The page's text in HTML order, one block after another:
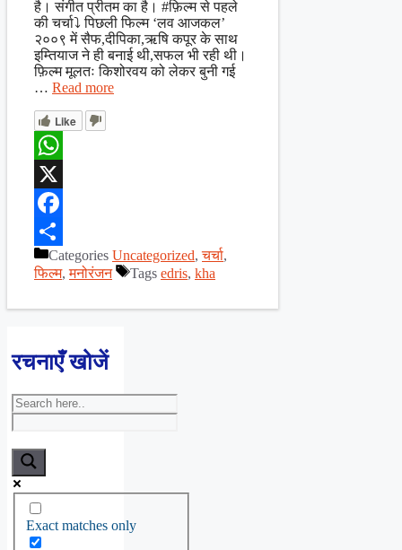
है। संगीत प्रीतम का है। #फ़िल्म से पहले
की चर्चा⤵ पिछली फिल्म ‘लव आजकल’
२००९ में सैफ,दीपिका,ऋषि कपूर के साथ
इम्तियाज ने ही बनाई थी,सफल भी रही थी।
फ़िल्म मूलतः किशोरवय को लेकर बुनी गई
… Read more
Like
WhatsApp
X
Facebook
ShareCategories Uncategorized,चर्चा,
फिल्म,मनोरंजन Tags edris, kha
रचनाएँ खोजें
Exact matches only